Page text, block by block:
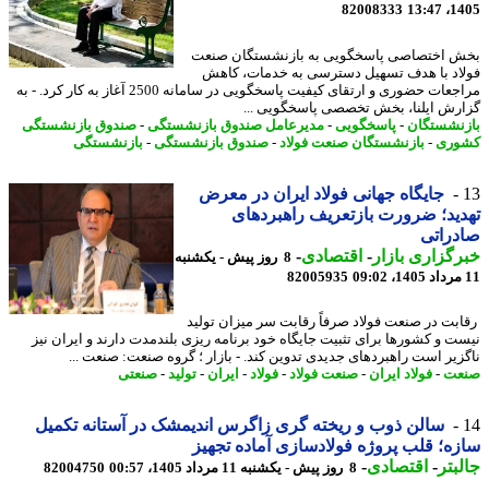
82008333
اختصاصی پاسخگویی به بازنشستگان صنعت
با هدف تسهیل دسترسی به خدمات، کاهش
مراجعات حضوری و ارتقای کیفیت پاسخگویی در سامانه 2500 آغاز به کار کرد. - به
ایلنا، بخش تخصصی پاسخگویی ...
-پاسخگویی-مدیرعامل صندوق بازنشستگی-صندوق بازنشستگی
- بازنشستگان صنعت فولاد-صندوق بازنشستگی-بازنشستگی
جایگاه جهانی فولاد ایران در معرض
ضرورت بازتعریف راهبردهای
بازار- اقتصادی- 8 روز پیش - یکشنبه
82005935
در صنعت فولاد صرفاً رقابت سر میزان تولید
و کشورها برای تثبیت جایگاه خود برنامه ریزی بلندمدت دارند و ایران نیز
است راهبردهای جدیدی تدوین کند. - بازار ؛ گروه صنعت: صنعت ...
-فولاد ایران - صنعت فولاد-فولاد-ایران - تولید-صنعتی
سالن ذوب و ریخته گری زاگرس اندیمشک در آستانه تکمیل
قلب پروژه فولادسازی آماده تجهیز
-اقتصادی-8 روز پیش - یکشنبه 11 مرداد 1405، 00:57 82004750